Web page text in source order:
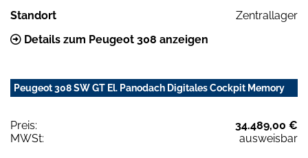
Standort
Zentrallager
Details zum Peugeot 308 anzeigen
Peugeot 308 SW GT El. Panodach Digitales Cockpit Memory
Preis:
34.489,00 €
MWSt:
ausweisbar